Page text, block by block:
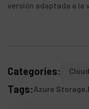
versión adaptada a la
Categories: Cloud
Tags:Azure Storage